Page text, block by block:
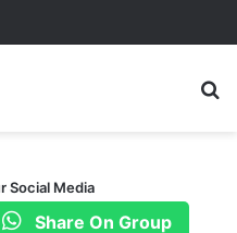
Social Media
Share On Group